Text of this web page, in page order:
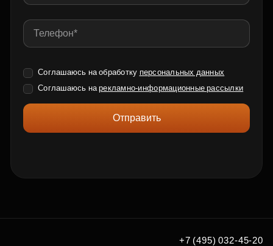
Соглашаюсь на обработку персональных данных
Соглашаюсь нарекламно-информационные рассылки
Отправить
+7 (495) 032-45-20